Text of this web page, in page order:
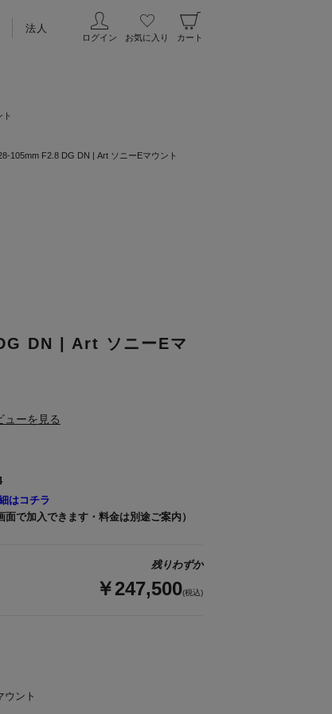
法人
ログイン お気に入り カート
105mm F2.8 DG DN | Art ソニーEマウント
DN | Art ソニーEマ
ューを見る
残りわずか
￥247,500(税込)
はコチラ
面で加入できます・料金は別途ご案内）
ウント